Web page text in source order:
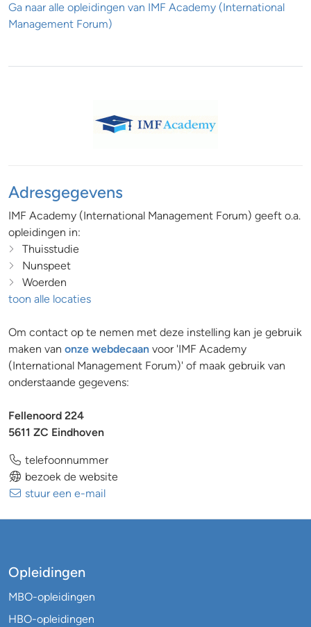
Ga naar alle opleidingen van IMF Academy (International
Management Forum)
Adresgegevens
IMF Academy (International Management Forum) geeft o.a.
opleidingen in:
Thuisstudie
Nunspeet
Woerden
toon alle locaties
Om contact op te nemen met deze instelling kan je gebruik
maken van onze webdecaan voor 'IMF Academy
(International Management Forum)' of maak gebruik van
onderstaande gegevens:
Fellenoord 224
5611 ZC Eindhoven
telefoonnummer
bezoek de website
stuur een e-mail
Opleidingen
MBO-opleidingen
HBO-opleidingen